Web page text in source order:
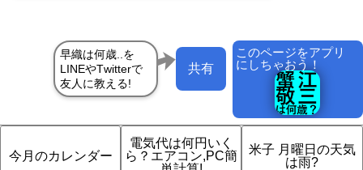
このページをアプリ
にしちゃおう！
共有
今月のカレンダー
電気代は何円いく
ら？エアコン,PC簡
米子 月曜日の天気
は雨?